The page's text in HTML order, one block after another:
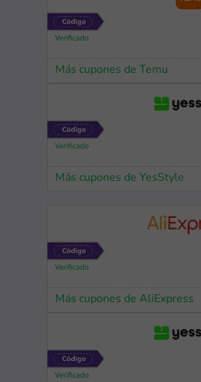
Más cupones de Temu
Más cupones de YesStyle
Más cupones de AliExpress